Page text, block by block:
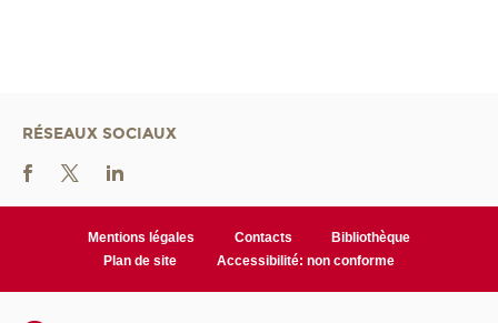
RÉSEAUX SOCIAUX
Mentions légales Contacts
Bibliothèque
Plan de site
Accessibilité: non conforme